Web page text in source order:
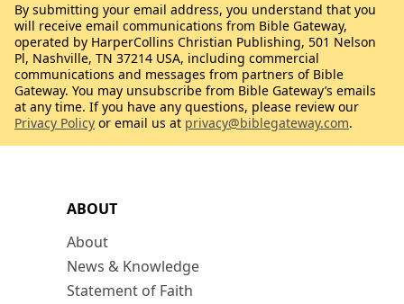
ABOUT
About
News & Knowledge
Statement of Faith
By submitting your email address, you understand that you
will receive email communications from Bible Gateway,
operated by HarperCollins Christian Publishing, 501 Nelson
Pl, Nashville, TN 37214 USA, including commercial
communications and messages from partners of Bible
Gateway. You may unsubscribe from Bible Gateway’s emails
at any time. If you have any questions, please review our
Privacy Policy or email us at privacy@biblegateway.com.